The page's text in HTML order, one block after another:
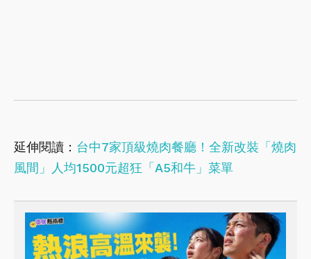
延伸閱讀： 台中7家頂級燒肉餐廳！全新改裝「燒肉
風間」人均1500元超狂「A5和牛」菜單